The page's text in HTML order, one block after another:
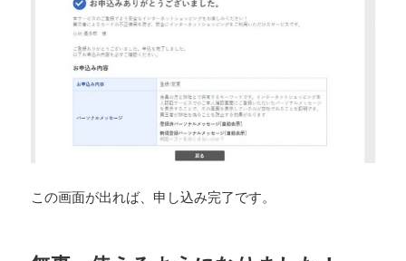
この画面が出れば、申し込み完了です。